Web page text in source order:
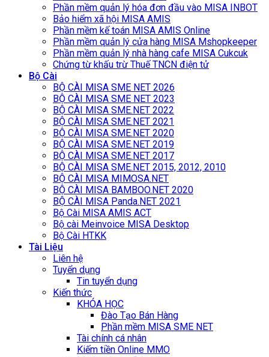
Phần mềm quản lý hóa đơn đầu vào MISA INBOT
Bảo hiểm xã hội MISA AMIS
Phần mềm kế toán MISA AMIS Online
Phần mềm quản lý cửa hàng MISA Mshopkeeper
Phần mềm quản lý nhà hàng cafe MISA Cukcuk
Chứng từ khấu trừ Thuế TNCN điện tử
Bộ Cài
BỘ CÀI MISA SME NET 2026
BỘ CÀI MISA SME NET 2023
BỘ CÀI MISA SME.NET 2022
BỘ CÀI MISA SME.NET 2021
BỘ CÀI MISA SME.NET 2020
BỘ CÀI MISA SME.NET 2019
BỘ CÀI MISA SME.NET 2017
BỘ CÀI MISA SME.NET 2015, 2012, 2010
BỘ CÀI MISA MIMOSA.NET
BỘ CÀI MISA BAMBOO.NET 2020
BỘ CÀI MISA Panda.NET 2021
Bộ Cài MISA AMIS ACT
Bộ cài Meinvoice MISA Desktop
Bộ Cài HTKK
Tài Liệu
Liên hệ
Tuyển dụng
Tin tuyển dụng
Kiến thức
KHÓA HỌC
Đào Tạo Bán Hàng
Phần mềm MISA SME NET
Tài chính cá nhân
Kiếm tiền Online MMO